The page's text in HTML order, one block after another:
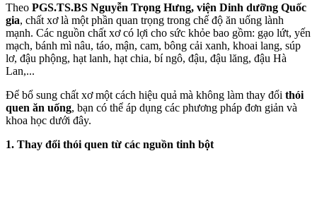
Theo PGS.TS.BS Nguyễn Trọng Hưng, viện Dinh dưỡng Quốc
gia, chất xơ là một phần quan trọng trong chế độ ăn uống lành
mạnh. Các nguồn chất xơ có lợi cho sức khỏe bao gồm: gạo lứt, yến
mạch, bánh mì nâu, táo, mận, cam, bông cải xanh, khoai lang, súp
lơ, đậu phộng, hạt lanh, hạt chia, bí ngô, đậu, đậu lăng, đậu Hà
Lan,...
Để bổ sung chất xơ một cách hiệu quả mà không làm thay đổi thói
quen ăn uống, bạn có thể áp dụng các phương pháp đơn giản và
khoa học dưới đây.
1. Thay đổi thói quen từ các nguồn tinh bột